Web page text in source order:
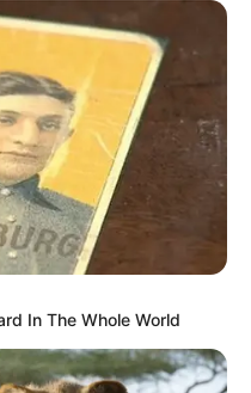
In The Whole World